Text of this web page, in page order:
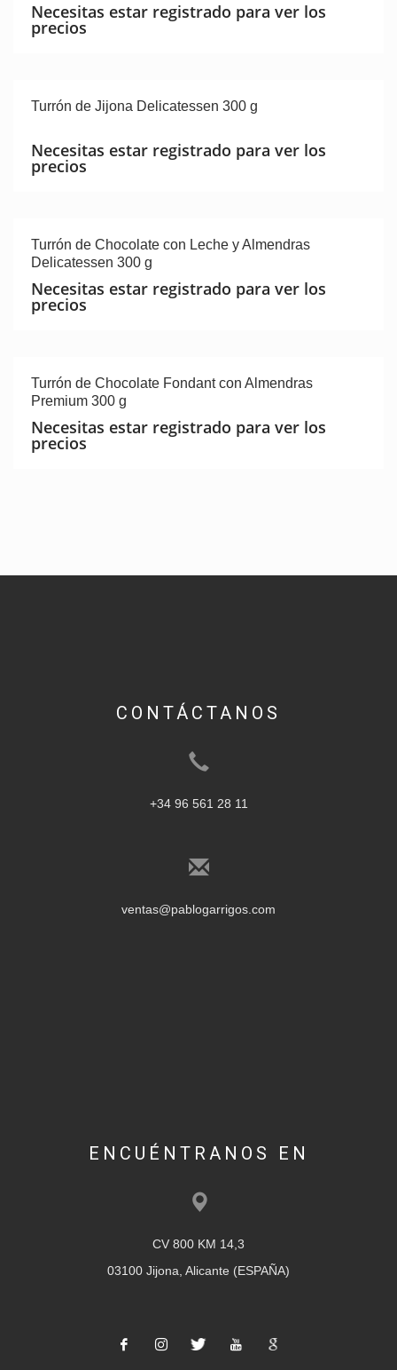
Necesitas estar registrado para ver los
precios
Turrón de Jijona Delicatessen 300 g
Necesitas estar registrado para ver los
precios
Turrón de Chocolate con Leche y Almendras
Delicatessen 300 g
Necesitas estar registrado para ver los
precios
Turrón de Chocolate Fondant con Almendras
Premium 300 g
Necesitas estar registrado para ver los
precios
CONTÁCTANOS
+34 96 561 28 11
ventas@pablogarrigos.com
ENCUÉNTRANOS EN
CV 800 KM 14,3
03100 Jijona, Alicante (ESPAÑA)